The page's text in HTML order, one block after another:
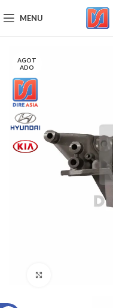
MENU
AGOT
ADO